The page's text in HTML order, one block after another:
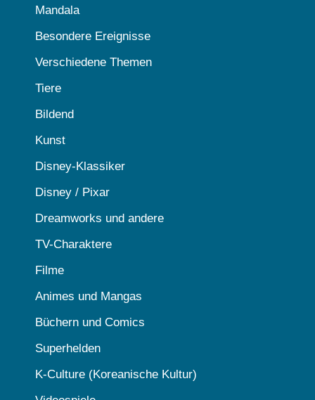
Mandala
Besondere Ereignisse
Verschiedene Themen
Tiere
Bildend
Kunst
Disney-Klassiker
Disney / Pixar
Dreamworks und andere
TV-Charaktere
Filme
Animes und Mangas
Büchern und Comics
Superhelden
K-Culture (Koreanische Kultur)